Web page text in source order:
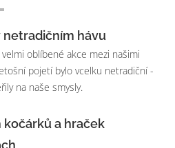
netradičním hávu
oblíbené akce mezi našimi
pojetí bylo vcelku netradiční -
na naše smysly.
a hraček